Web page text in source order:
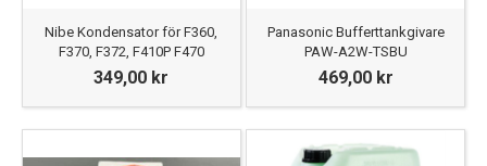
Nibe Kondensator för F360,
F370, F372, F410P F470
349,00 kr
Panasonic Bufferttankgivare
PAW-A2W-TSBU
469,00 kr